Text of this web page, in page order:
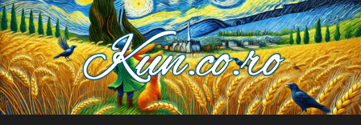
Kuncoro++